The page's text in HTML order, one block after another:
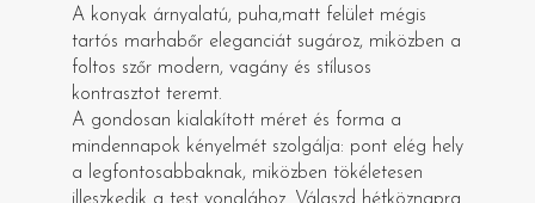
A konyak árnyalatú, puha,matt felület mégis
tartós marhabőr eleganciát sugároz, miközben a
foltos szőr modern, vagány és stílusos
kontrasztot teremt.
A gondosan kialakított méret és forma a
mindennapok kényelmét szolgálja: pont elég hely
a legfontosabbaknak, miközben tökéletesen